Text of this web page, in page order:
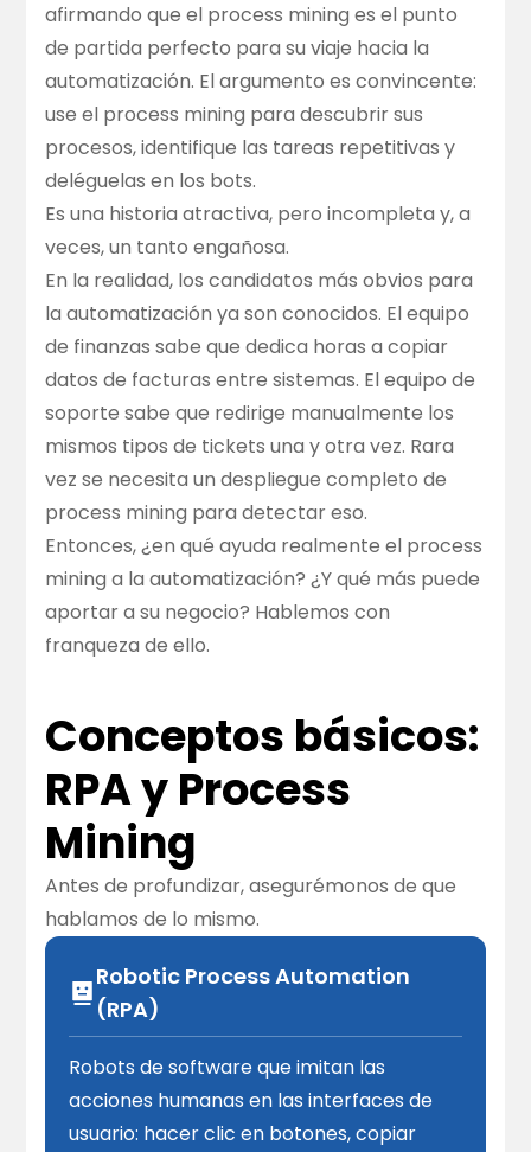
afirmando que el process mining es el punto
de partida perfecto para su viaje hacia la
automatización. El argumento es convincente:
use el process mining para descubrir sus
procesos, identifique las tareas repetitivas y
deléguelas en los bots.
Es una historia atractiva, pero incompleta y, a
veces, un tanto engañosa.
En la realidad, los candidatos más obvios para
la automatización ya son conocidos. El equipo
de finanzas sabe que dedica horas a copiar
datos de facturas entre sistemas. El equipo de
soporte sabe que redirige manualmente los
mismos tipos de tickets una y otra vez. Rara
vez se necesita un despliegue completo de
process mining para detectar eso.
Entonces, ¿en qué ayuda realmente el process
mining a la automatización? ¿Y qué más puede
aportar a su negocio? Hablemos con
franqueza de ello.
Conceptos básicos:
RPA y Process
Mining
Antes de profundizar, asegurémonos de que
hablamos de lo mismo.
Robotic Process Automation
(RPA)
Robots de software que imitan las
acciones humanas en las interfaces de
usuario: hacer clic en botones, copiar